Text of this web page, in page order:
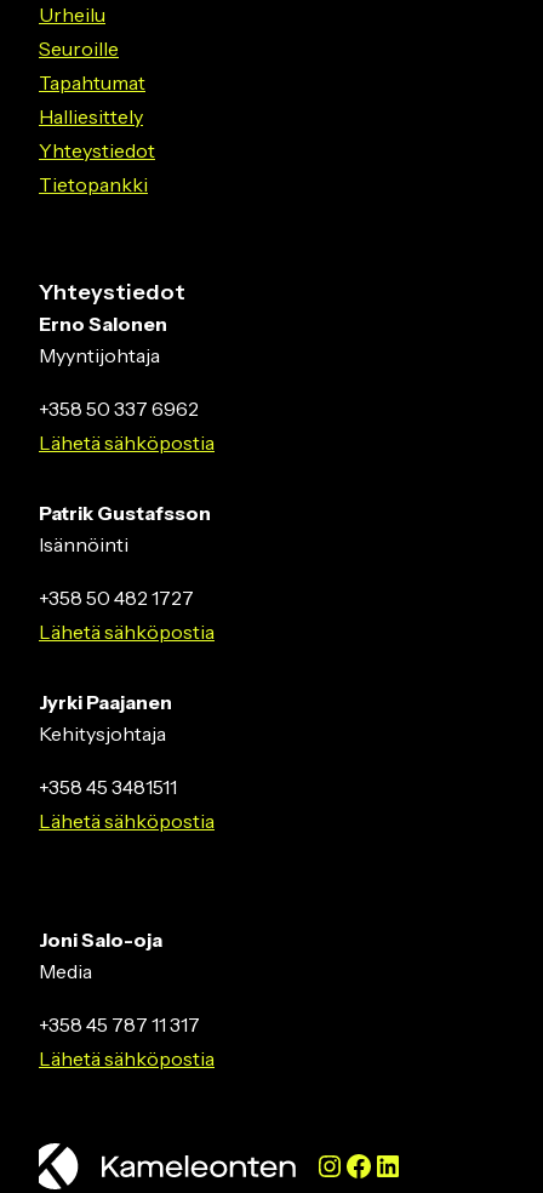
Urheilu
Seuroille
Tapahtumat
Halliesittely
Yhteystiedot
Tietopankki
Yhteystiedot
Erno Salonen
Myyntijohtaja
+358 50 337 6962
Lähetä sähköpostia
Patrik Gustafsson
Isännöinti
+358 50 482 1727
Lähetä sähköpostia
Jyrki Paajanen
Kehitysjohtaja
+358 45 3481511
Lähetä sähköpostia
Joni Salo-oja
Media
+358 45 787 11 317
Lähetä sähköpostia
Instagram
Facebook
LinkedIn